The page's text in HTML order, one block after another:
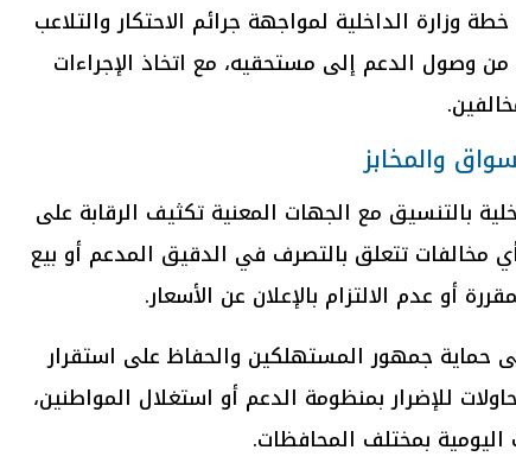
وزارة الداخلية لمواجهة جرائم الاحتكار والتلاعب
من وصول الدعم إلى مستحقيه، مع اتخاذ الإجراءات
والمخابز
بالتنسيق مع الجهات المعنية تكثيف الرقابة على
مخالفات تتعلق بالتصرف في الدقيق المدعم أو بيع
أو عدم الالتزام بالإعلان عن الأسعار.
حماية جمهور المستهلكين والحفاظ على استقرار
للإضرار بمنظومة الدعم أو استغلال المواطنين،
بمختلف المحافظات.